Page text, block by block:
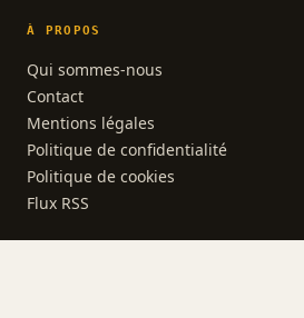
À PROPOS
Qui sommes-nous
Contact
Mentions légales
Politique de confidentialité
Politique de cookies
Flux RSS